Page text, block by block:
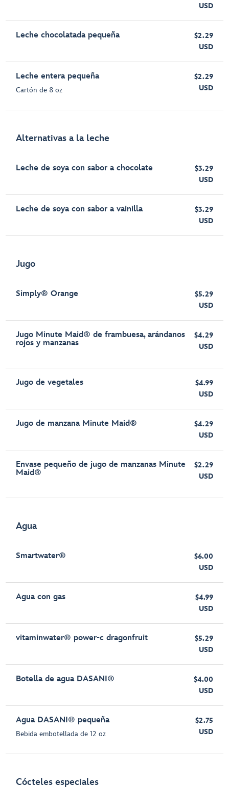
USD
Leche chocolatada pequeña
$2.29
USD
Leche entera pequeña
Cartón de 8 oz
$2.29
USD
Alternativas a la leche
Leche de soya con sabor a chocolate
$3.29
USD
Leche de soya con sabor a vainilla
$3.29
USD
Jugo
Simply® Orange
$5.29
USD
Jugo Minute Maid® de frambuesa, arándanos
rojos y manzanas
$4.29
USD
Jugo de vegetales
$4.99
USD
Jugo de manzana Minute Maid®
$4.29
USD
Envase pequeño de jugo de manzanas Minute
Maid®
$2.29
USD
Agua
Smartwater®
$6.00
USD
Agua con gas
$4.99
USD
vitaminwater® power-c dragonfruit
$5.29
USD
Botella de agua DASANI®
$4.00
USD
Agua DASANI® pequeña
Bebida embotellada de 12 oz
$2.75
USD
Cócteles especiales